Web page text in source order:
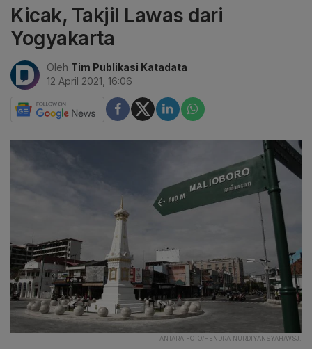
Kicak, Takjil Lawas dari
Yogyakarta
Oleh Tim Publikasi Katadata
12 April 2021, 16:06
ANTARA FOTO/HENDRA NURDIYANSYAH/WSJ.